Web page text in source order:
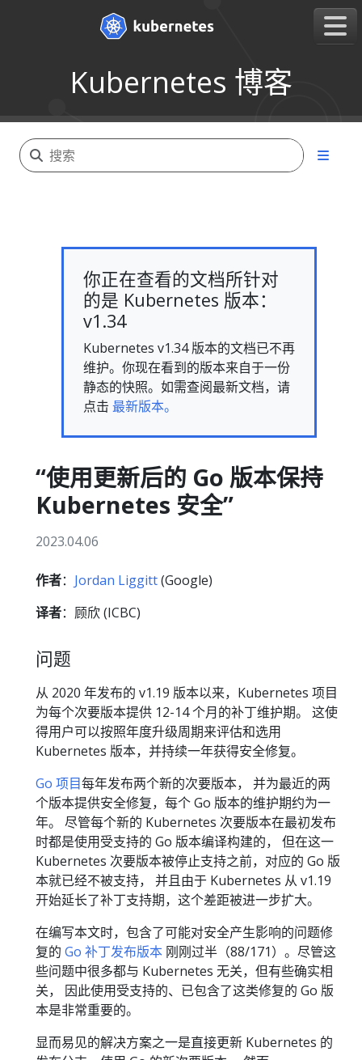
Kubernetes 博客
你正在查看的文档所针对
的是 Kubernetes 版本：
v1.34
Kubernetes v1.34 版本的文档已不再
维护。你现在看到的版本来自于一份
静态的快照。如需查阅最新文档，请
点击 最新版本。
“使用更新后的 Go 版本保持
Kubernetes 安全”
2023.04.06
作者： Jordan Liggitt(Google)
译者：顾欣 (ICBC)
问题
从 2020 年发布的 v1.19 版本以来，Kubernetes 项目
为每个次要版本提供 12-14 个月的补丁维护期。 这使
得用户可以按照年度升级周期来评估和选用
Kubernetes 版本，并持续一年获得安全修复。
Go 项目每年发布两个新的次要版本， 并为最近的两
个版本提供安全修复，每个 Go 版本的维护期约为一
年。 尽管每个新的 Kubernetes 次要版本在最初发布
时都是使用受支持的 Go 版本编译构建的， 但在这一
Kubernetes 次要版本被停止支持之前，对应的 Go 版
本就已经不被支持， 并且由于 Kubernetes 从 v1.19
开始延长了补丁支持期，这个差距被进一步扩大。
在编写本文时，包含了可能对安全产生影响的问题修
复的 Go 补丁发布版本 刚刚过半（88/171）。尽管这
些问题中很多都与 Kubernetes 无关，但有些确实相
关， 因此使用受支持的、已包含了这类修复的 Go 版
本是非常重要的。
显而易见的解决方案之一是直接更新 Kubernetes 的